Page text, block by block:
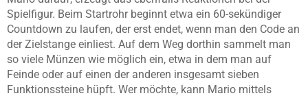
Spielfigur. Beim Startrohr beginnt etwa ein 60-sekündiger
Countdown zu laufen, der erst endet, wenn man den Code an
der Zielstange einliest. Auf dem Weg dorthin sammelt man
so viele Münzen wie möglich ein, etwa in dem man auf
Feinde oder auf einen der anderen insgesamt sieben
Funktionssteine hüpft. Wer möchte, kann Mario mittels